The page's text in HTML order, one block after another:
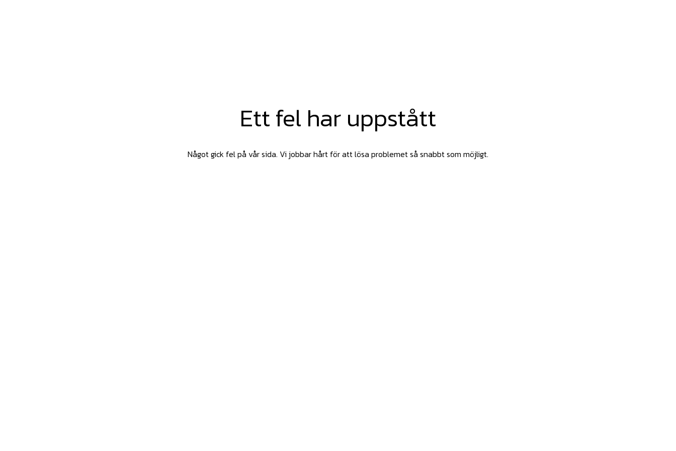
Ett fel har uppstått
Något gick fel på vår sida. Vi jobbar hårt för att lösa problemet så snabbt som möjligt.